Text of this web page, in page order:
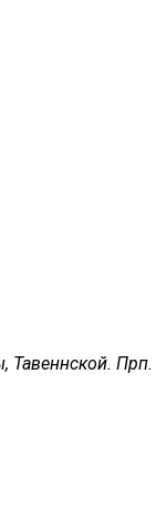
Тавеннской. Прп.